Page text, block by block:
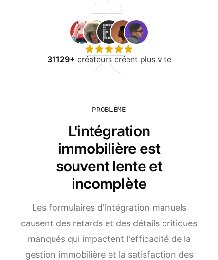
31129+ créateurs créent plus vite
PROBLÈME
L'intégration
immobilière est
souvent lente et
incomplète
Les formulaires d'intégration manuels
causent des retards et des détails critiques
manqués qui impactent l'efficacité de la
gestion immobilière et la satisfaction des